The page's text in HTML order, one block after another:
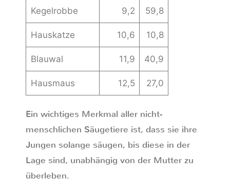
Kegelrobbe 9,2 59,8
Hauskatze 10,6 10,8
Blauwal 11,9 40,9
Hausmaus 12,5 27,0
Ein wichtiges Merkmal aller nicht-
menschlichen Säugetiere ist, dass sie ihre
Jungen solange säugen, bis diese in der
Lage sind, unabhängig von der Mutter zu
überleben.